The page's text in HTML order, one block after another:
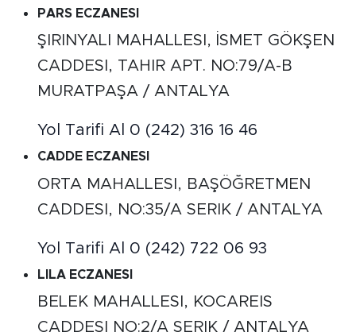
PARS ECZANESI
ŞIRINYALI MAHALLESI, İSMET GÖKŞEN
CADDESI, TAHIR APT. NO:79/A-B
MURATPAŞA / ANTALYA
Yol Tarifi Al 0 (242) 316 16 46
CADDE ECZANESI
ORTA MAHALLESI, BAŞÖĞRETMEN
CADDESI, NO:35/A SERIK / ANTALYA
Yol Tarifi Al 0 (242) 722 06 93
LILA ECZANESI
BELEK MAHALLESI, KOCAREIS
CADDESI NO:2/A SERIK / ANTALYA